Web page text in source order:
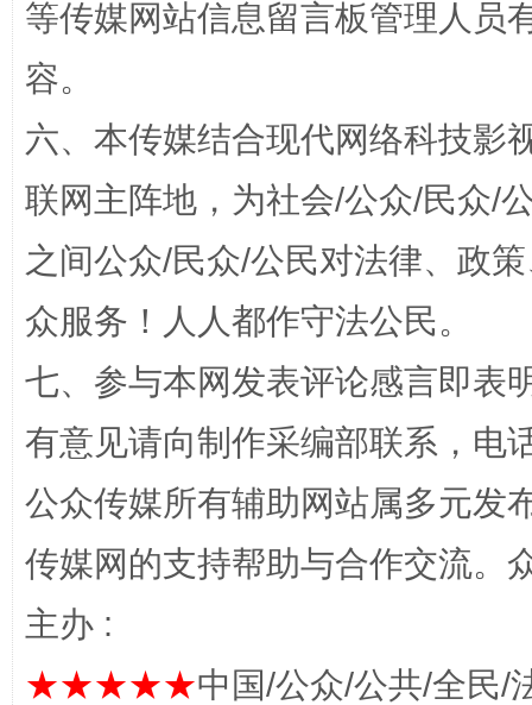
在谋一域中谋全局
等传媒网站信息留言板管理人员
容。
六、本传媒结合现代网络科技影
联网主阵地，为社会/公众/民众/
之间公众/民众/公民对法律、政
众服务！人人都作守法公民。
七、参与本网发表评论感言即表
有意见请向制作采编部联系，电
公众传媒所有辅助网站属多元发
传媒网的支持帮助与合作交流。
主办 :
★★★★★中国/公众/公共/全民/